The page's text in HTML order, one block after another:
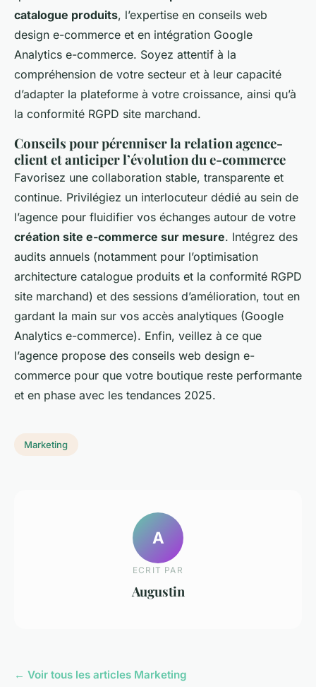
catalogue produits, l’expertise en conseils web
design e-commerce et en intégration Google
Analytics e-commerce. Soyez attentif à la
compréhension de votre secteur et à leur capacité
d’adapter la plateforme à votre croissance, ainsi qu’à
la conformité RGPD site marchand.
Conseils pour pérenniser la relation agence-
client et anticiper l’évolution du e-commerce
Favorisez une collaboration stable, transparente et
continue. Privilégiez un interlocuteur dédié au sein de
l’agence pour fluidifier vos échanges autour de votre
création site e-commerce sur mesure. Intégrez des
audits annuels (notamment pour l’optimisation
architecture catalogue produits et la conformité RGPD
site marchand) et des sessions d’amélioration, tout en
gardant la main sur vos accès analytiques (Google
Analytics e-commerce). Enfin, veillez à ce que
l’agence propose des conseils web design e-
commerce pour que votre boutique reste performante
et en phase avec les tendances 2025.
Marketing
A
ECRIT PAR
Augustin
← Voir tous les articles Marketing